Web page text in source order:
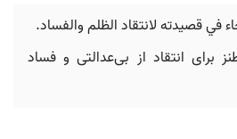
في قصيدته لانتقاد الظلم والفساد.
برای انتقاد از بی‌عدالتی و فساد